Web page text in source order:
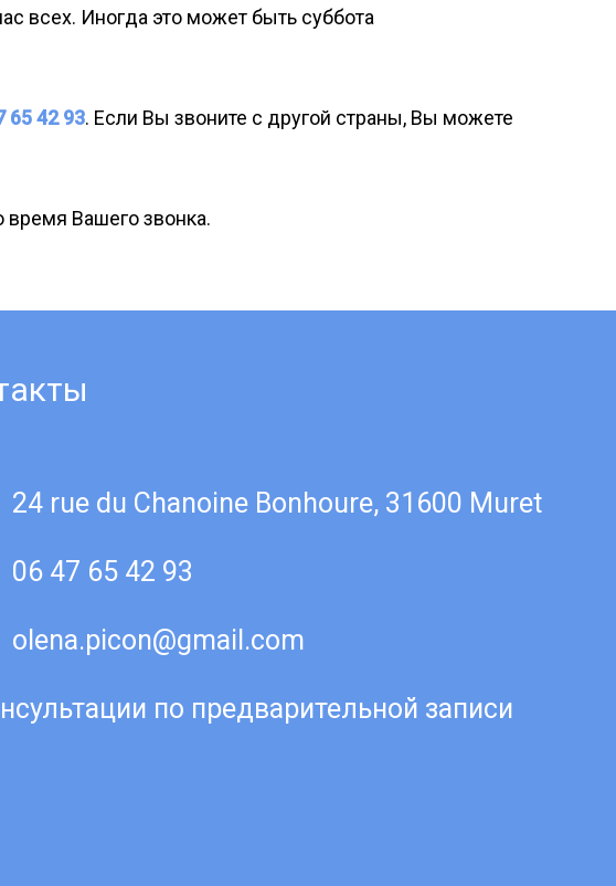
всех. Иногда это может быть суббота
65 42 93. Если Вы звоните с другой страны, Вы можете
время Вашего звонка.
24 rue du Chanoine Bonhoure, 31600 Muret
06 47 65 42 93
olena.picon@gmail.com
по предварительной записи